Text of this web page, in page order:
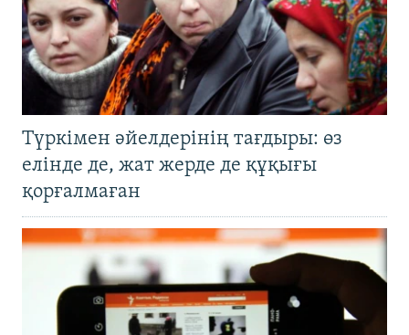
Түркімен әйелдерінің тағдыры: өз
елінде де, жат жерде де құқығы
қорғалмаған